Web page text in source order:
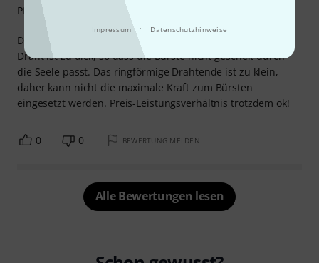
Impressum · Datenschutzhinweise
Die Borsten könnten etwas härter und dichter sein. Der
Draht ist zu dick, so dass die Bürste nicht gescheit durch
die Seele passt. Das ringförmige Drahtende ist zu klein,
daher kann nicht die maximale Kraft zum Bürsten
eingesetzt werden. Preis-Leistungsverhältnis trotzdem ok!
Pflegewirkung
0 0 BEWERTUNG MELDEN
Alle Bewertungen lesen